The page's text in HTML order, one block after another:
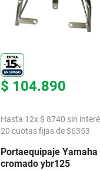
$ 104.890
Hasta 12x $ 8740 sin
20 cuotas fijas de $6353
Portaequipaje Yamaha
cromado ybr125